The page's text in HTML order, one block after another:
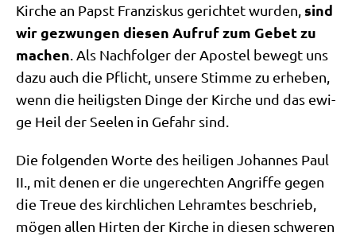
Kir­che an Papst Fran­zis­kus gerich­tet wur­den, sind
wir gezwun­gen die­sen Auf­ruf zum Gebet zu
machen. Als Nach­fol­ger der Apo­stel bewegt uns
dazu auch die Pflicht, unse­re Stim­me zu erhe­ben,
wenn die hei­lig­sten Din­ge der Kir­che und das ewi­
ge Heil der See­len in Gefahr sind.
Die fol­gen­den Wor­te des hei­li­gen Johan­nes Paul
II., mit denen er die unge­rech­ten Angrif­fe gegen
die Treue des kirch­li­chen Lehr­am­tes beschrieb,
mögen allen Hir­ten der Kir­che in die­sen schwe­ren